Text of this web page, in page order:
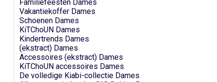
Familiefeesten Dames
Vakantiekoffer Dames
Schoenen Dames
KiTChoUN Dames
Kindertrends Dames
(ekstract) Dames
Accessoires (ekstract) Dames
KiTChoUN accessoires Dames
De volledige Kiabi-collectie Dames